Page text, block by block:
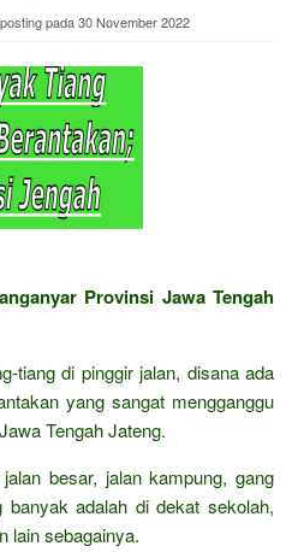
pada30 November 2022
Provinsi Jawa Tengah
tiang di pinggir jalan, disana ada
yang sangat mengganggu
Tengah Jateng.
besar, jalan kampung, gang
banyak adalah di dekat sekolah,
lain sebagainya.